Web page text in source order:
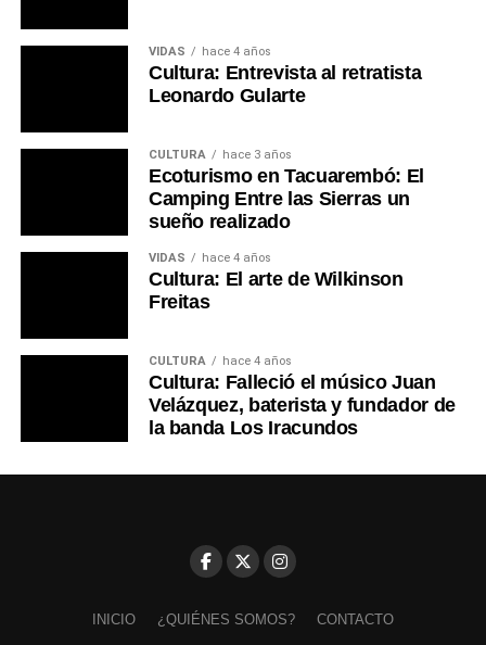
VIDAS hace 4 años
Cultura: Entrevista al retratista
Leonardo Gularte
CULTURA hace 3 años
Ecoturismo en Tacuarembó: El
Camping Entre las Sierras un
sueño realizado
VIDAS hace 4 años
Cultura: El arte de Wilkinson
Freitas
CULTURA hace 4 años
Cultura: Falleció el músico Juan
Velázquez, baterista y fundador de
la banda Los Iracundos
INICIO ¿QUIÉNES SOMOS? CONTACTO